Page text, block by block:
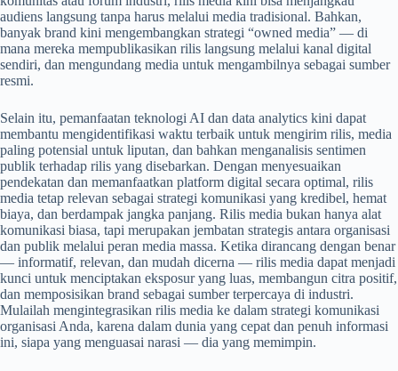
audiens langsung tanpa harus melalui media tradisional. Bahkan,
banyak brand kini mengembangkan strategi “owned media” — di
mana mereka mempublikasikan rilis langsung melalui kanal digital
sendiri, dan mengundang media untuk mengambilnya sebagai sumber
resmi.
Selain itu, pemanfaatan teknologi AI dan data analytics kini dapat
membantu mengidentifikasi waktu terbaik untuk mengirim rilis, media
paling potensial untuk liputan, dan bahkan menganalisis sentimen
publik terhadap rilis yang disebarkan. Dengan menyesuaikan
pendekatan dan memanfaatkan platform digital secara optimal, rilis
media tetap relevan sebagai strategi komunikasi yang kredibel, hemat
biaya, dan berdampak jangka panjang. Rilis media bukan hanya alat
komunikasi biasa, tapi merupakan jembatan strategis antara organisasi
dan publik melalui peran media massa. Ketika dirancang dengan benar
— informatif, relevan, dan mudah dicerna — rilis media dapat menjadi
kunci untuk menciptakan eksposur yang luas, membangun citra positif,
dan memposisikan brand sebagai sumber terpercaya di industri.
Mulailah mengintegrasikan rilis media ke dalam strategi komunikasi
organisasi Anda, karena dalam dunia yang cepat dan penuh informasi
ini, siapa yang menguasai narasi — dia yang memimpin.